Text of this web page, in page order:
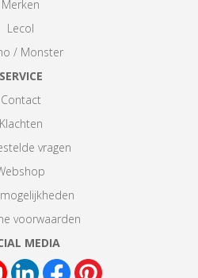
Merken
Lecol
/ Monster
SERVICE
Contact
Klachten
vragen
voorwaarden
MEDIA